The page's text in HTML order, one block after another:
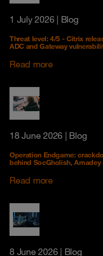
1 July 2026| Blog
Threat level: 4/5 - Citrix
ADC and Gateway
Read more
18 June 2026 | Blog
Operation Endgame:
behind SocGholish, Amadey
Read more
8 June 2026| Blog